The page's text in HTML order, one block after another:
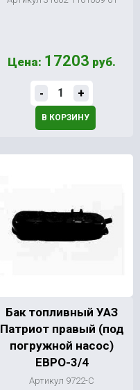
Цена: 17203 руб.
- +
В КОРЗИНУ
Бак топливный УАЗ
Патриот правый (под
погружной насос)
ЕВРО-3/4
Артикул 9722-С